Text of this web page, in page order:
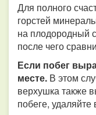
Для полного
горстей
на плодородный
после чего
Если побег
месте. В этом
верхушка также
побеге, удаляйте